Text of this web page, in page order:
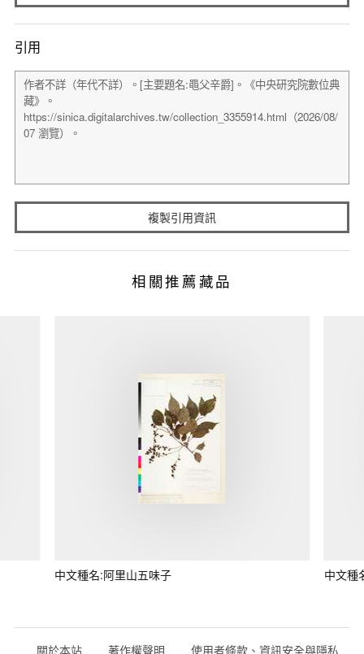
引用
複製引用資訊
相關推薦藏品
中文種名:阿里山五味子 中文種
關於本站 著作權聲明 使用者條款、資訊安全與隱私